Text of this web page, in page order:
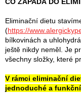
CO ZAPADÁ DO
Eliminační dietu
(https://
bílkovinách a
ještě nikdy neměl. Je
všechny složky, které
V rámci eliminační
jednoduché a